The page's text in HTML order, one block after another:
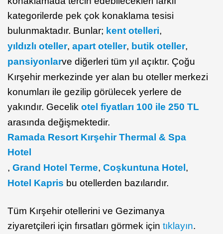
kategorilerde pek çok konaklama tesisi
bulunmaktadır. Bunlar; kent otelleri,
yıldızlı oteller, apart oteller, butik oteller,
pansiyonlarve diğerleri tüm yıl açıktır. Çoğu
Kırşehir merkezinde yer alan bu oteller merkezi
konumları ile gezilip görülecek yerlere de
yakındır. Gecelik otel fiyatları 100 ile 250 TL
arasında değişmektedir.
Ramada Resort Kırşehir Thermal & Spa
Hotel
, Grand Hotel Terme, Coşkuntuna Hotel ,
Hotel Kapris bu otellerden bazılarıdır.
Tüm Kırşehir otellerini ve Gezimanya
ziyaretçileri için fırsatları görmek için tıklayın.